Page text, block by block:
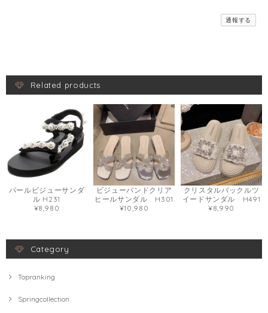
通報する
Related products
パールビジューサンダ
ル H231
¥8,980
ビジューバンドクリア
ヒールサンダル H301
¥10,980
クリスタルバックルツ
イードサンダル H491
¥8,990
Category
Topranking
Springcollection